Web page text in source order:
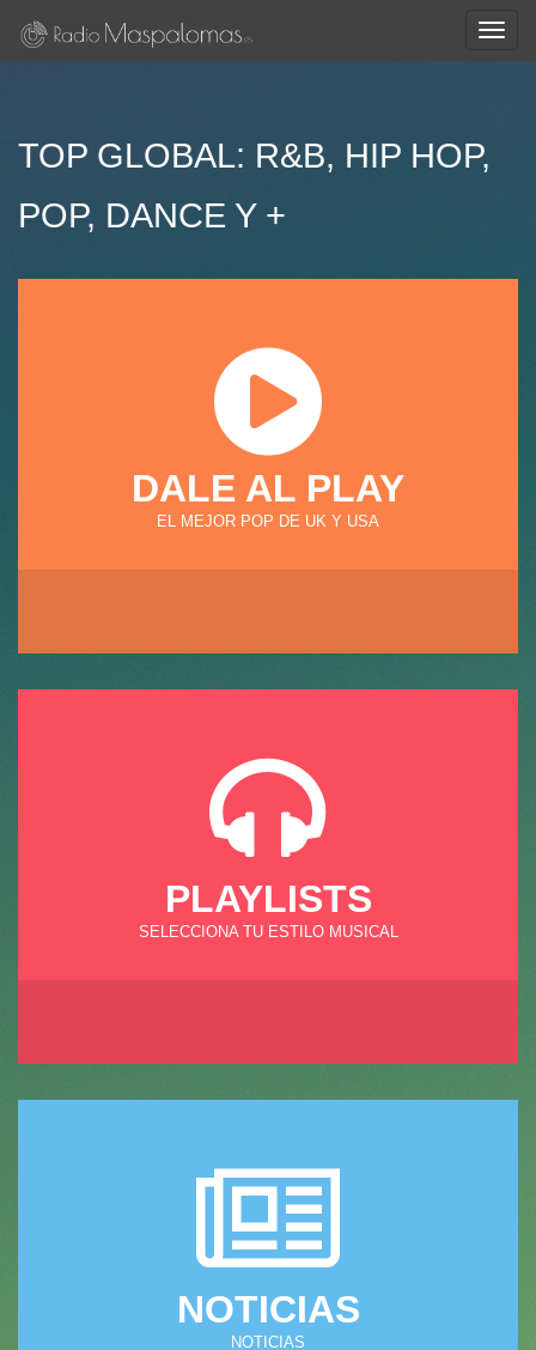
TOP GLOBAL: R&B, HIP HOP,
POP, DANCE Y +
DALE AL PLAY
EL MEJOR POP DE UK Y USA
PLAYLISTS
SELECCIONA TU ESTILO MUSICAL
NOTICIAS
NOTICIAS